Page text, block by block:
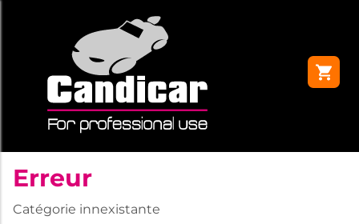
Erreur
Catégorie innexistante